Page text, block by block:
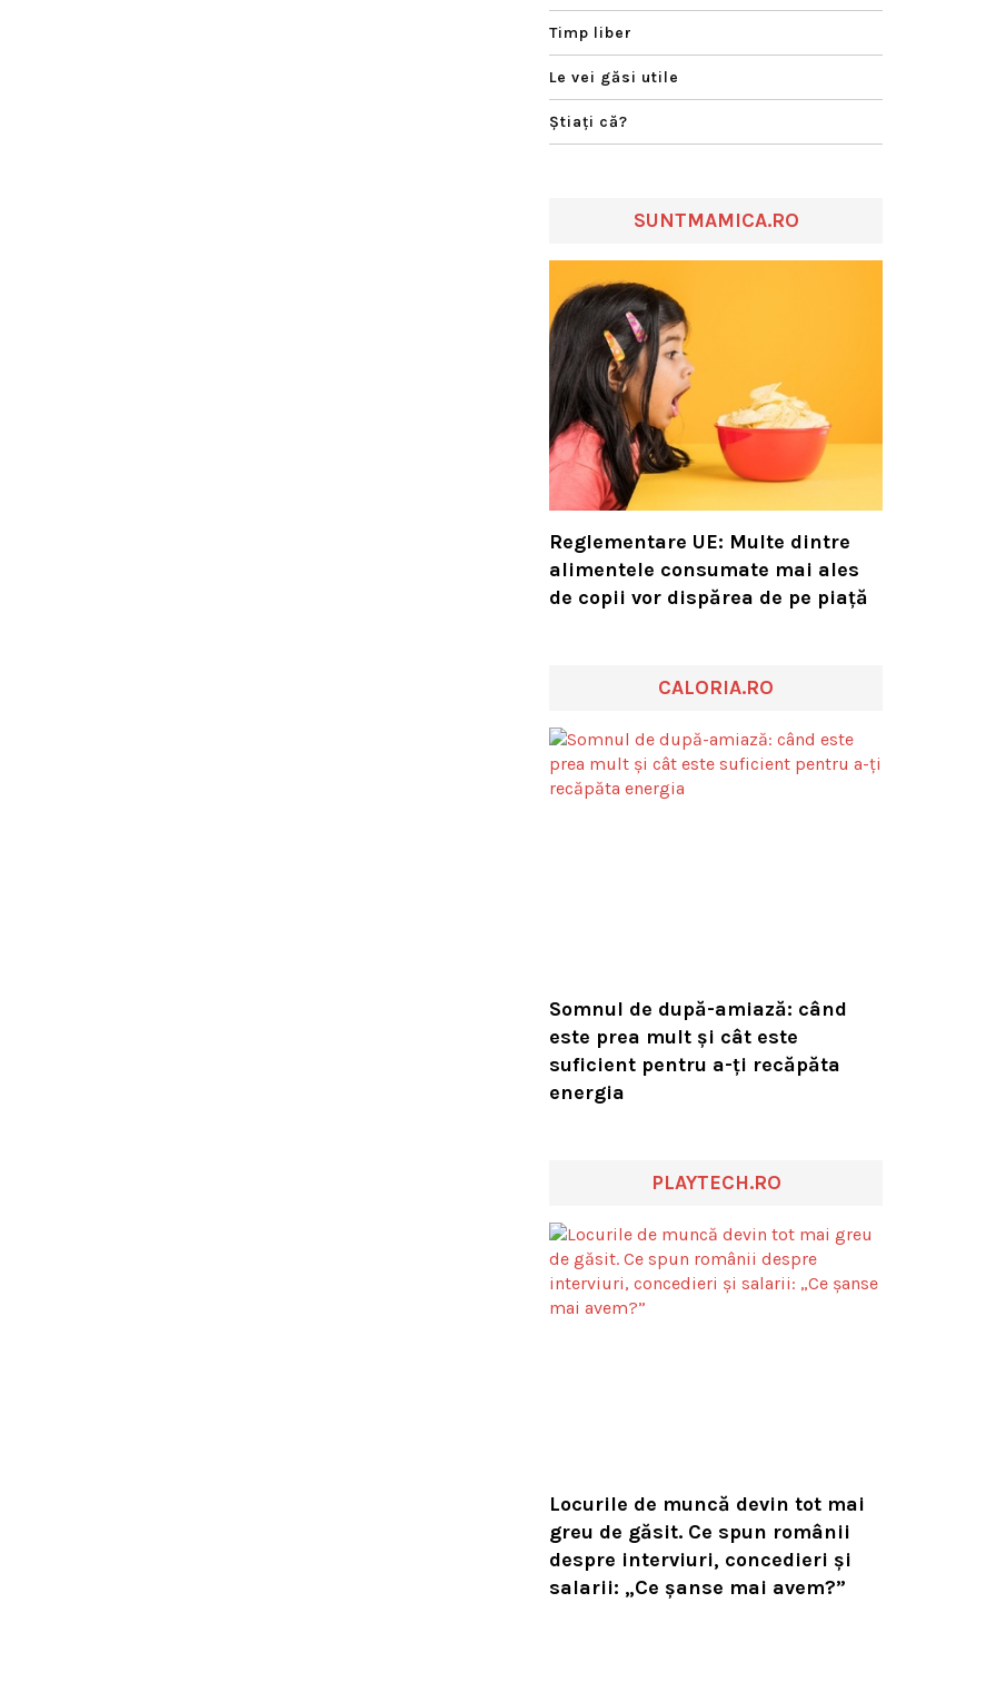
Timp liber
Le vei găsi utile
Ştiaţi că?
SUNTMAMICA.RO
Reglementare UE: Multe dintre
alimentele consumate mai ales
de copii vor dispărea de pe piață
CALORIA.RO
Somnul de după-amiază: când
este prea mult și cât este
suficient pentru a-ți recăpăta
energia
PLAYTECH.RO
Locurile de muncă devin tot mai
greu de găsit. Ce spun românii
despre interviuri, concedieri și
salarii: „Ce șanse mai avem?”